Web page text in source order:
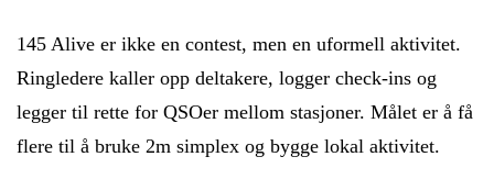
145 Alive er ikke en contest, men en uformell aktivitet.
Ringledere kaller opp deltakere, logger check-ins og
legger til rette for QSOer mellom stasjoner. Målet er å få
flere til å bruke 2m simplex og bygge lokal aktivitet.